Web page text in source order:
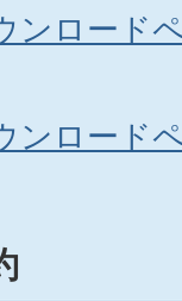
ンロード
ンロード